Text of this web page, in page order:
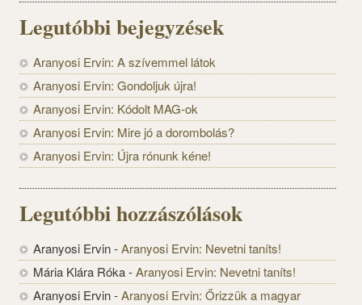
Legutóbbi bejegyzések
Aranyosi Ervin: A szívemmel látok
Aranyosi Ervin: Gondoljuk újra!
Aranyosi Ervin: Kódolt MAG-ok
Aranyosi Ervin: Mire jó a dorombolás?
Aranyosi Ervin: Újra rónunk kéne!
Legutóbbi hozzászólások
Aranyosi Ervin-Aranyosi Ervin: Nevetni taníts!
Mária Klára Róka-Aranyosi Ervin: Nevetni taníts!
Aranyosi Ervin-Aranyosi Ervin: Őrizzük a magyar